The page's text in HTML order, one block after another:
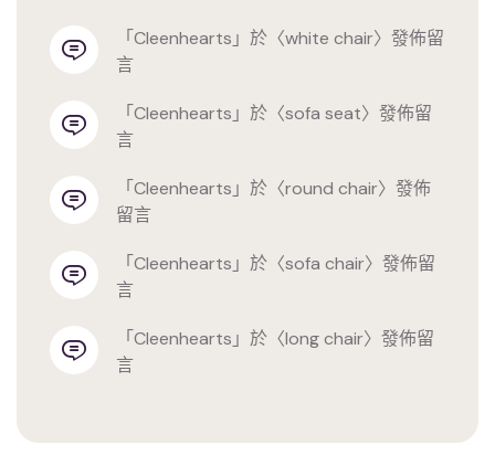
「 cleenhearts 」於〈white chair〉發佈留
言
「 cleenhearts 」於〈sofa seat〉發佈留
言
「 cleenhearts 」於〈round chair〉發佈
留言
「 cleenhearts 」於〈sofa chair〉發佈留
言
「 cleenhearts 」於〈long chair〉發佈留
言